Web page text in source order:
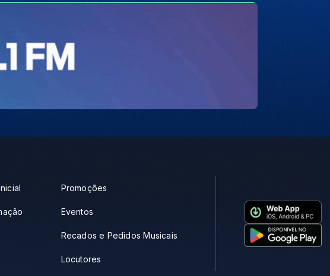
Promoções
Eventos
Recados e Pedidos Musicais
Locutores